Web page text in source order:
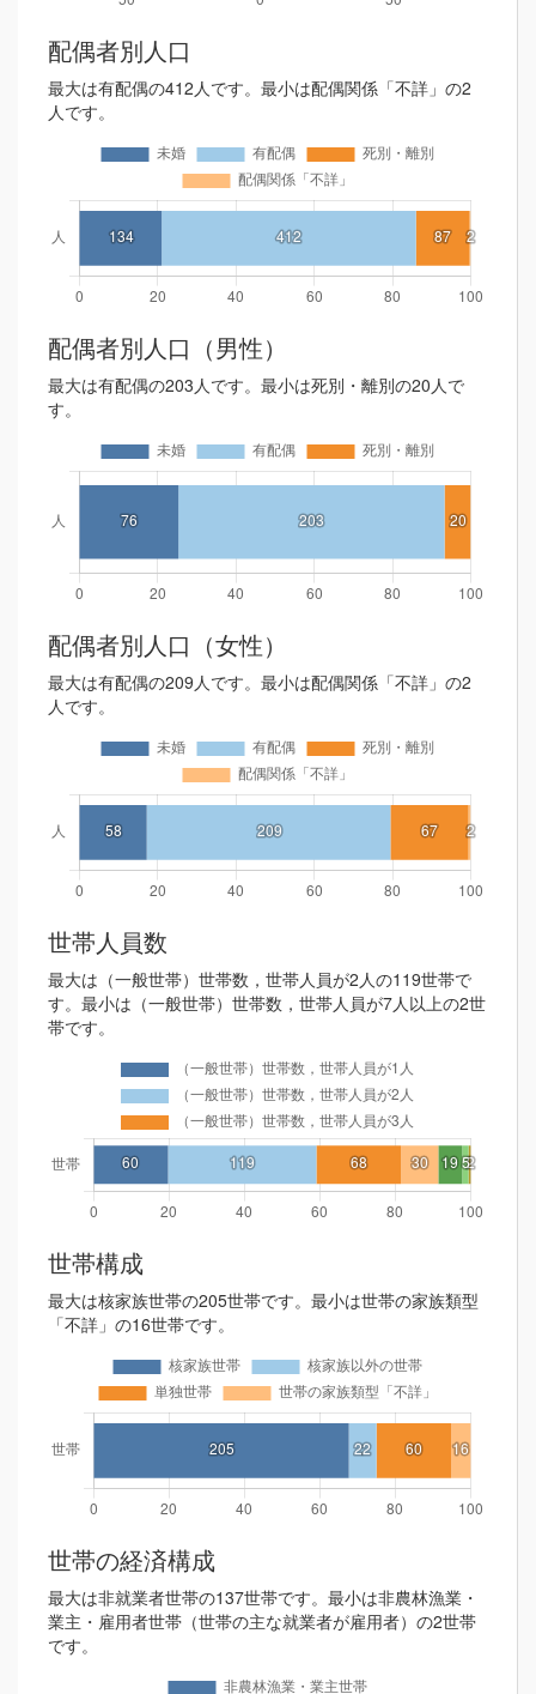
配偶者別人口
最大は有配偶の412人です。最小は配偶関係「不詳」の2
人です。
配偶者別人口（男性）
最大は有配偶の203人です。最小は死別・離別の20人で
す。
配偶者別人口（女性）
最大は有配偶の209人です。最小は配偶関係「不詳」の2
人です。
世帯人員数
最大は（一般世帯）世帯数，世帯人員が2人の119世帯で
す。最小は（一般世帯）世帯数，世帯人員が7人以上の2世
帯です。
世帯構成
最大は核家族世帯の205世帯です。最小は世帯の家族類型
「不詳」の16世帯です。
世帯の経済構成
最大は非就業者世帯の137世帯です。最小は非農林漁業・
業主・雇用者世帯（世帯の主な就業者が雇用者）の2世帯
です。